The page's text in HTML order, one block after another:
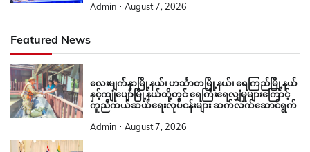
Admin August 7, 2026
Featured News
လေးမျက်နှာမြို့နယ်၊ ဟင်္သာတမြို့နယ်၊ ရေကြည်မြို့နယ်
နှင့်ကျုံပျော်မြို့နယ်တို့တွင် ရေကြီးရေလျှံမှုများကြောင့်
ကူညီကယ်ဆယ်ရေးလုပ်ငန်းများ ဆက်လက်ဆောင်ရွက်
Admin August 7, 2026